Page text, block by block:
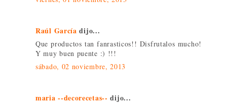
Raúl García dijo...
Que productos tan fanrasticos!! Disfrutalos mucho!
Y muy buen puente :) !!!
sábado, 02 noviembre, 2013
maria --decorecetas-- dijo...